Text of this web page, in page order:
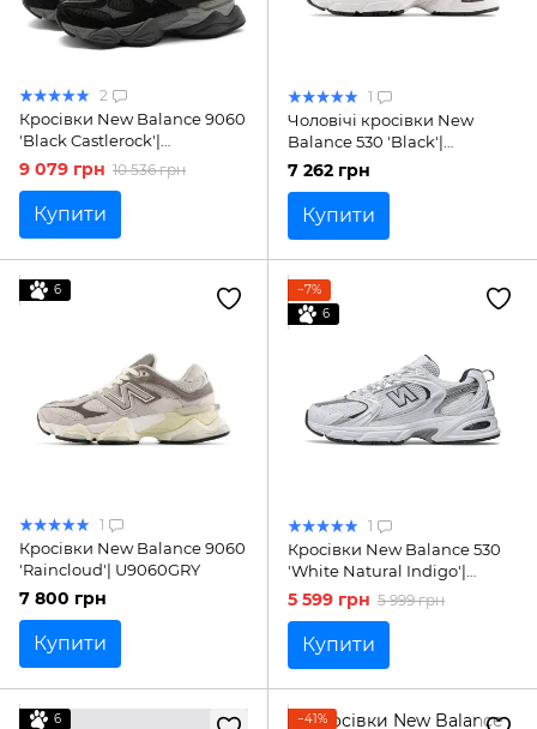
2
Кросівки New Balance 9060
'Black Castlerock'|
U9060BLK
9 079 грн 10 536 грн
Купити
1
Чоловічі кросівки New
Balance 530 'Black'|
MR530CC
7 262 грн
Купити
6
1
Кросівки New Balance 9060
'Raincloud'| U9060GRY
7 800 грн
Купити
−7%
6
1
Кросівки New Balance 530
'White Natural Indigo'|
MR530SG
5 599 грн 5 999 грн
Купити
6
−41%